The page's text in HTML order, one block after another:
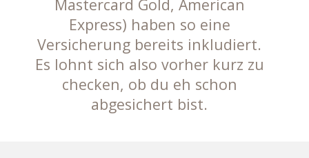
Mastercard Gold, American
Express) haben so eine
Versicherung bereits inkludiert.
Es lohnt sich also vorher kurz zu
checken, ob du eh schon
abgesichert bist.